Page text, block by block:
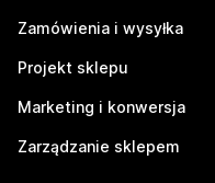
Zamówienia i wysyłka
Projekt sklepu
Marketing i konwersja
Zarządzanie sklepem